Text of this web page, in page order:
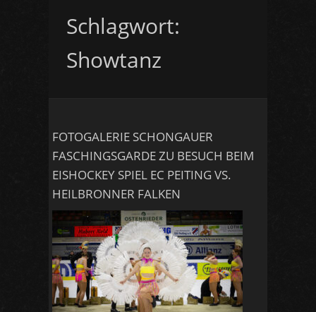
Schlagwort:
Showtanz
FOTOGALERIE SCHONGAUER
FASCHINGSGARDE ZU BESUCH BEIM
EISHOCKEY SPIEL EC PEITING VS.
HEILBRONNER FALKEN